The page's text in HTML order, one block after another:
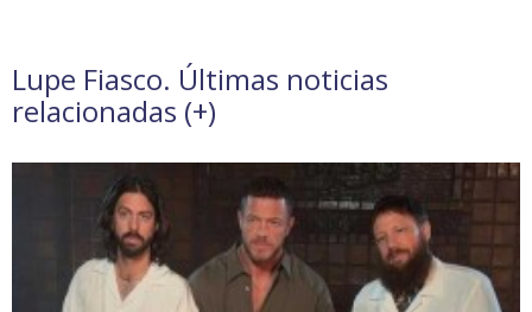
Lupe Fiasco. Últimas noticias
relacionadas (+)